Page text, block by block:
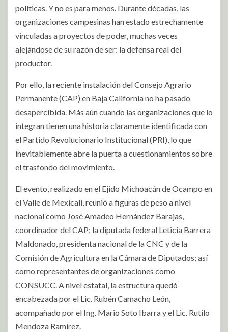
políticas. Y no es para menos. Durante décadas, las
organizaciones campesinas han estado estrechamente
vinculadas a proyectos de poder, muchas veces
alejándose de su razón de ser: la defensa real del
productor.
Por ello, la reciente instalación del Consejo Agrario
Permanente (CAP) en Baja California no ha pasado
desapercibida. Más aún cuando las organizaciones que lo
integran tienen una historia claramente identificada con
el Partido Revolucionario Institucional (PRI), lo que
inevitablemente abre la puerta a cuestionamientos sobre
el trasfondo del movimiento.
El evento, realizado en el Ejido Michoacán de Ocampo en
el Valle de Mexicali, reunió a figuras de peso a nivel
nacional como José Amadeo Hernández Barajas,
coordinador del CAP; la diputada federal Leticia Barrera
Maldonado, presidenta nacional de la CNC y de la
Comisión de Agricultura en la Cámara de Diputados; así
como representantes de organizaciones como
CONSUCC. A nivel estatal, la estructura quedó
encabezada por el Lic. Rubén Camacho León,
acompañado por el Ing. Mario Soto Ibarra y el Lic. Rutilo
Mendoza Ramírez.